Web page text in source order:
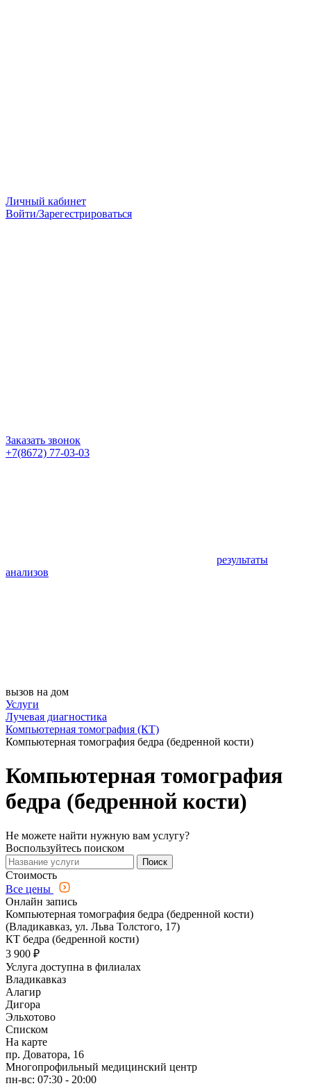
Личный кабинет
Войти/Зарегестрироваться
Заказать звонок
+7(8672) 77-03-03
результаты
анализов
вызов на дом
Услуги
Лучевая диагностика
Компьютерная томография (КТ)
Компьютерная томография бедра (бедренной кости)
Компьютерная томография
бедра (бедренной кости)
Не можете найти нужную вам услугу?
Воспользуйтесь поиском
Поиск
Стоимость
Все цены
Онлайн запись
Компьютерная томография бедра (бедренной кости)
(Владикавказ, ул. Льва Толстого, 17)
КТ бедра (бедренной кости)
3 900 ₽
Услуга доступна в филиалах
Владикавказ
Алагир
Дигора
Эльхотово
Списком
На карте
пр. Доватора, 16
Многопрофильный медицинский центр
пн-вс: 07:30 - 20:00